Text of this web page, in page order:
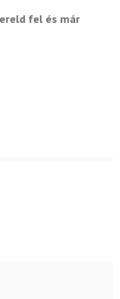
fel és már